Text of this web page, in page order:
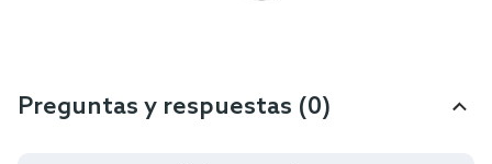
Preguntas y respuestas (0)